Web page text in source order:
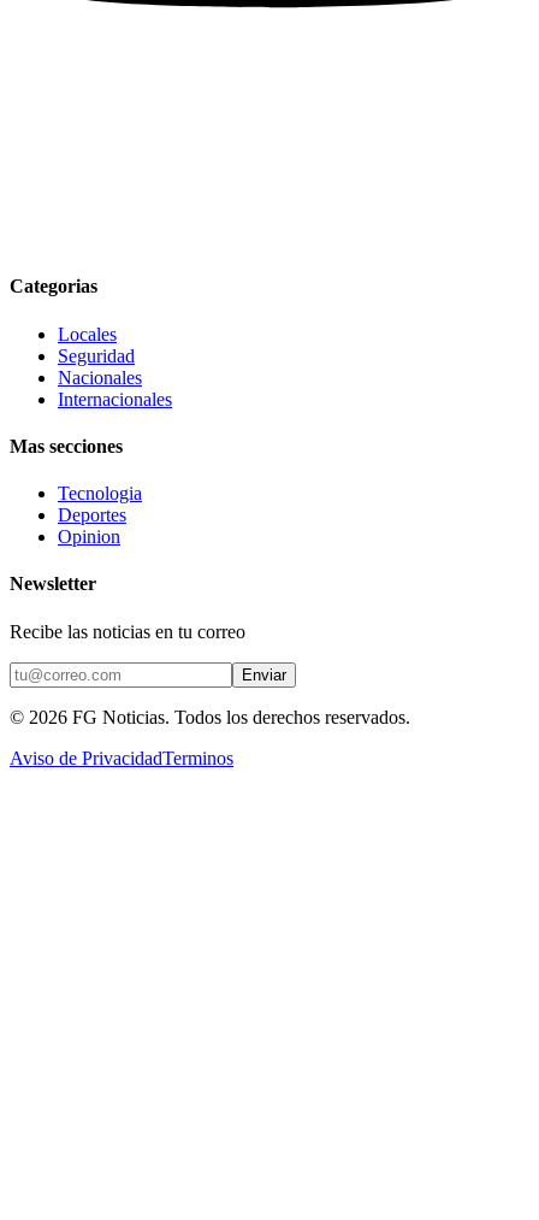
Categorias
Locales
Seguridad
Nacionales
Internacionales
Mas secciones
Tecnologia
Deportes
Opinion
Newsletter
Recibe las noticias en tu correo
Enviar
© 2026 FG Noticias. Todos los derechos reservados.
Aviso de PrivacidadTerminos